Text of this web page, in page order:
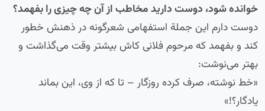
خوانده شود، دوست دارید مخاطب از آن چه چیزی را بفهمد؟
دوست دارم این جملة استفهامی شعرگونه‌ در ذهنش خطور
کند و بفهمد که مرحوم فلانی کاش بیشتر وقت می‌گذاشت و
بهتر می‌نوشت:
«خط نوشته، صرف کرده روزگار – تا که از وی، این بماند
یادگار؟!»